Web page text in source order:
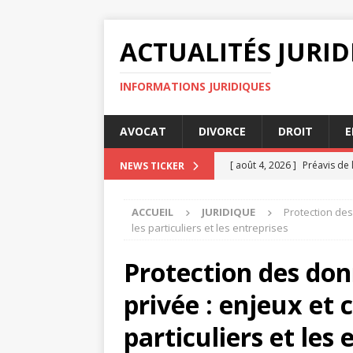
ACTUALITÉS
INFORMATIONS JURIDIQUES
AVOCAT DIVORCE DROIT
NEWS TICKER [ août 4, 2026 ] Préavis
JURIDIQUE
[ juillet 27, 2026 ] Les
[ août 4, 2026 ]
Avocats
ACCUEIL JURIDIQUE
Protection
les particuliers et les entreprises
Protection des
privée : enjeux et
particuliers et les